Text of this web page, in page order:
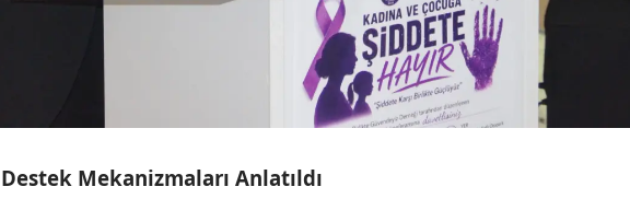
Nevşehir
Niğde
Ordu
Mekanizmaları Anlatıldı